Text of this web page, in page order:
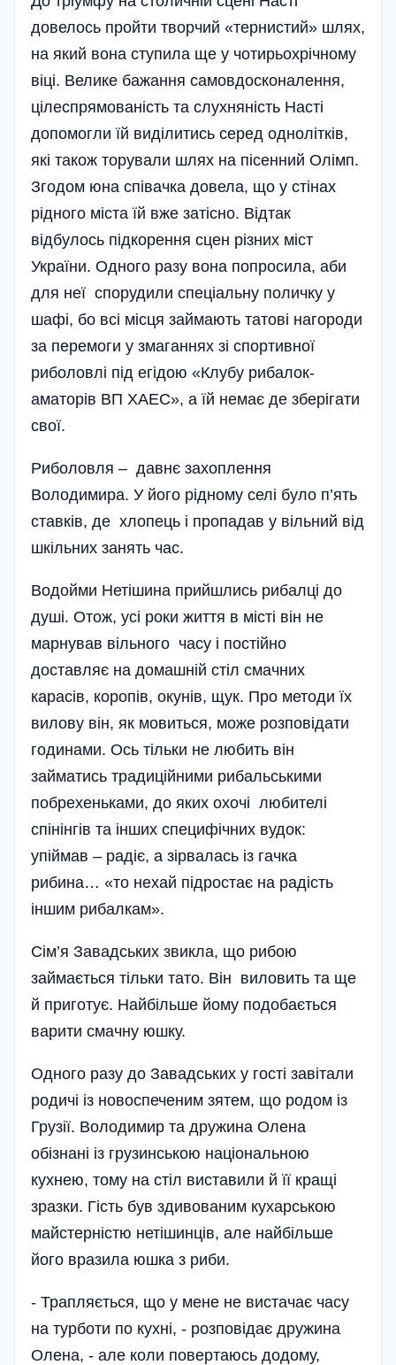
довелось пройти творчий «тернистий» шлях,
на який вона ступила ще у чотирьохрічному
віці. Велике бажання самовдосконалення,
цілеспрямованість та слухняність Насті
допомогли їй виділитись серед однолітків,
які також торували шлях на пісенний Олімп.
Згодом юна співачка довела, що у стінах
рідного міста їй вже затісно. Відтак
відбулось підкорення сцен різних міст
України. Одного разу вона попросила, аби
для неї спорудили спеціальну поличку у
шафі, бо всі місця займають татові нагороди
за перемоги у змаганнях зі спортивної
риболовлі під егідою «Клубу рибалок-
аматорів ВП ХАЕС», а їй немає де зберігати
свої.
Риболовля – давнє захоплення
Володимира. У його рідному селі було п’ять
ставків, де хлопець і пропадав у вільний від
шкільних занять час.
Водойми Нетішина прийшлись рибалці до
душі. Отож, усі роки життя в місті він не
марнував вільного часу і постійно
доставляє на домашній стіл смачних
карасів, коропів, окунів, щук. Про методи їх
вилову він, як мовиться, може розповідати
годинами. Ось тільки не любит­ь він
займатись традиційними рибаль­ськими
побрехеньками, до яких охочі любителі
спінінгів та інших специфічних вудок:
упіймав – радіє, а зірвалась із гачка
рибина… «то нехай підростає на радість
іншим рибалкам».
Сім’я Завадських звикла, що рибою
займається тільки тато. Він виловить та ще
й приготує. Найбільше йому подобається
варити смачну юшку.
Одного разу до Завадських у гості завітали
родичі із новоспеченим зятем, що родом із
Грузії. Володимир та дружина Олена
обізнані із грузинською національною
кухнею, тому на стіл виставили й її кращі
зразки. Гість був здивованим кухарською
майстерністю нетішинців, але найбільше
його вразила юшка з риби.
- Трапляється, що у мене не вистачає часу
на турботи по кухні, - розповідає дружина
Олена, - але коли повертаюсь додому,